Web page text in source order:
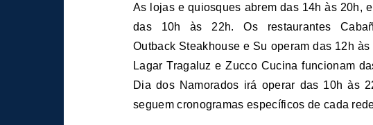
As lojas e quiosques abrem das 14h às 20h,
das 10h às 22h. Os restaurantes
Outback Steakhouse e Su operam das 12h
Lagar Tragaluz e Zucco Cucina funcionam
Dia dos Namorados irá operar das 10h às
seguem cronogramas específicos de cada